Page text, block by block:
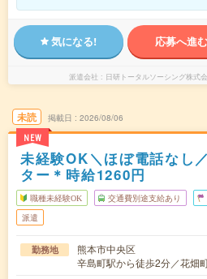
気になる! 応募へ進む
派遣会社 日研トータルソーシング株式
未読
NEW
掲載日 2026/08/06
未経験OK＼ほぼ電話なし
ター＊時給1260円
職種未経験OK 交通費別途支給あり
派遣
勤務地
熊本市中央区
辛島町駅から徒歩2分／花畑